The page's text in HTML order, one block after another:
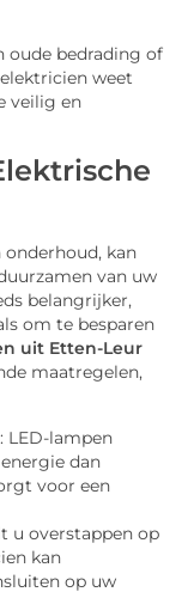
oude bedrading of
weet
veilig en
onderhoud, kan
van uw
belangrijker,
om te besparen
uit Etten-Leur
maatregelen,
: LED-lampen
dan
voor een
u overstappen op
kan
op uw